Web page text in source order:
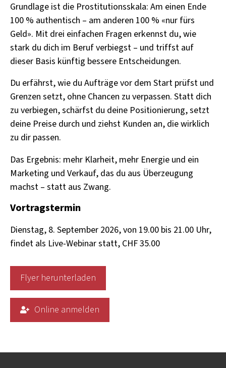
Grundlage ist die Prostitutionsskala: Am einen Ende
100 % authentisch – am anderen 100 % «nur fürs
Geld». Mit drei einfachen Fragen erkennst du, wie
stark du dich im Beruf verbiegst – und triffst auf
dieser Basis künftig bessere Entscheidungen.
Du erfährst, wie du Aufträge vor dem Start prüfst und
Grenzen setzt, ohne Chancen zu verpassen. Statt dich
zu verbiegen, schärfst du deine Positionierung, setzt
deine Preise durch und ziehst Kunden an, die wirklich
zu dir passen.
Das Ergebnis: mehr Klarheit, mehr Energie und ein
Marketing und Verkauf, das du aus Überzeugung
machst – statt aus Zwang.
Vortragstermin
Dienstag, 8. September 2026, von 19.00 bis 21.00 Uhr,
findet als Live-Webinar statt, CHF 35.00
Flyer herunterladen
Online anmelden